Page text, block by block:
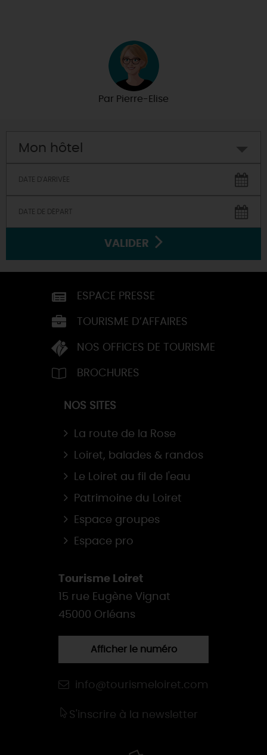
Par Pierre-Elise
Mon hôtel
VALIDER
ESPACE PRESSE
TOURISME D’AFFAIRES
NOS OFFICES DE TOURISME
BROCHURES
NOS SITES
La route de la Rose
Loiret, balades & randos
Le Loiret au fil de l'eau
Patrimoine du Loiret
Espace groupes
Espace pro
Tourisme Loiret
15 rue Eugène Vignat
45000 Orléans
Afficher le numéro
info@tourismeloiret.com
S'inscrire à la newsletter